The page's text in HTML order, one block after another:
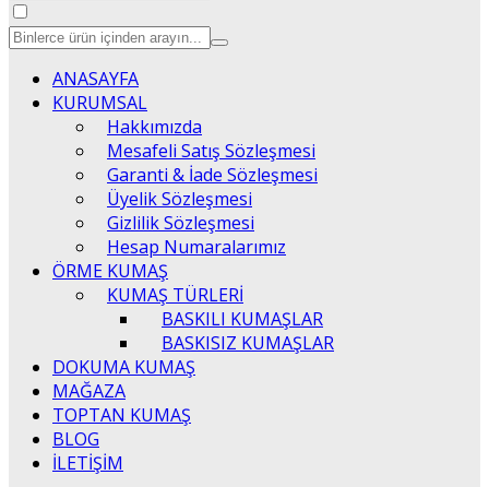
ANASAYFA
KURUMSAL
Hakkımızda
Mesafeli Satış Sözleşmesi
Garanti & İade Sözleşmesi
Üyelik Sözleşmesi
Gizlilik Sözleşmesi
Hesap Numaralarımız
ÖRME KUMAŞ
KUMAŞ TÜRLERİ
BASKILI KUMAŞLAR
BASKISIZ KUMAŞLAR
DOKUMA KUMAŞ
MAĞAZA
TOPTAN KUMAŞ
BLOG
İLETİŞİM